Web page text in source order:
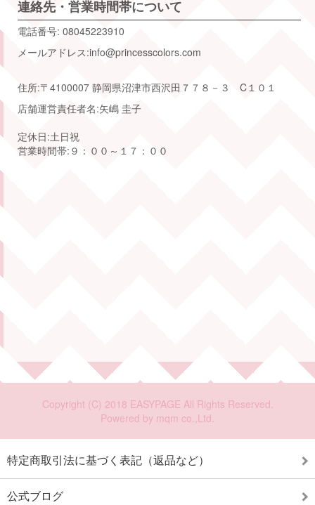
特定商取引法に基づく表記（返品など）
公式ブログ